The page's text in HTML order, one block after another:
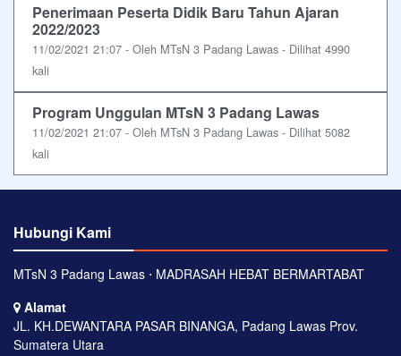
Penerimaan Peserta Didik Baru Tahun Ajaran
2022/2023
11/02/2021 21:07 - Oleh MTsN 3 Padang Lawas - Dilihat 4990
kali
Program Unggulan MTsN 3 Padang Lawas
11/02/2021 21:07 - Oleh MTsN 3 Padang Lawas - Dilihat 5082
kali
Hubungi Kami
MTsN 3 Padang Lawas ⋅ MADRASAH HEBAT BERMARTABAT
Alamat
JL. KH.DEWANTARA PASAR BINANGA, Padang Lawas Prov.
Sumatera Utara